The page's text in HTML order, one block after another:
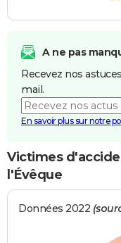
A ne pas
Recevez nos
mail.
En savoir plus sur notre
Victimes
l'Évêque
Données 2022